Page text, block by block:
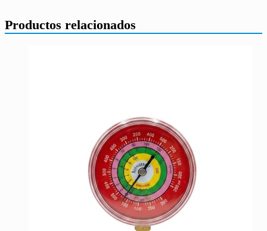
Productos relacionados